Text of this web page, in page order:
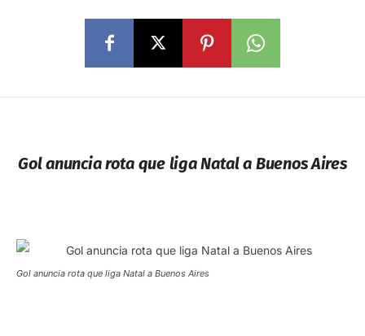
Gol anuncia rota que liga Natal a Buenos Aires
Gol anuncia rota que liga Natal a Buenos Aires